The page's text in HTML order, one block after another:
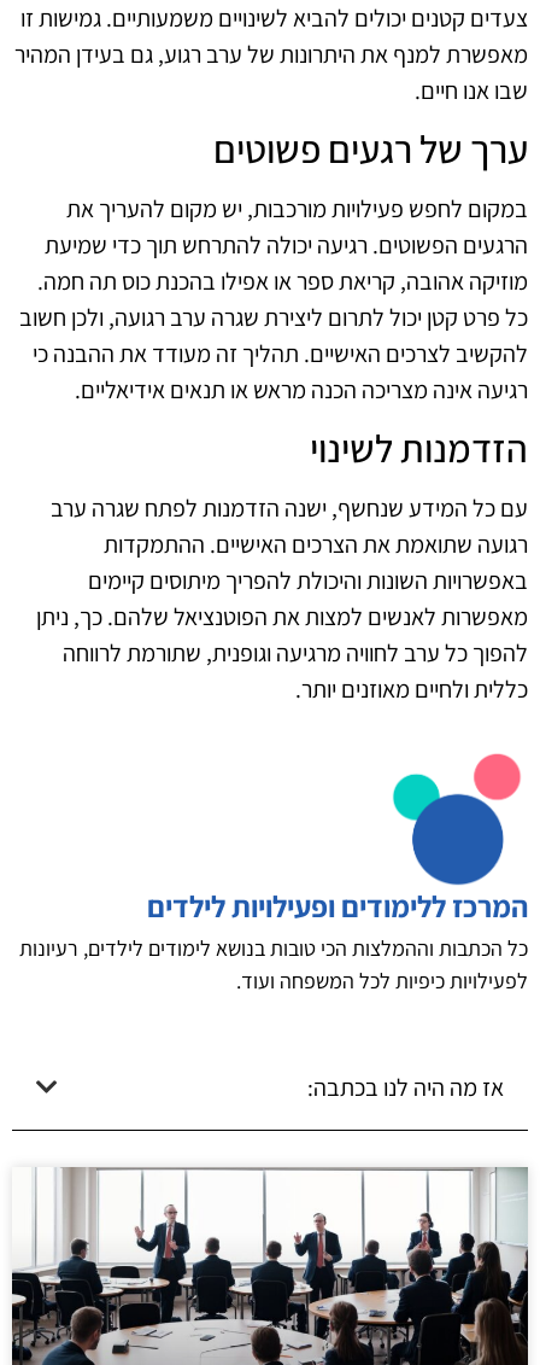
צעדים קטנים יכולים להביא לשינויים משמעותיים. גמישות זו
מאפשרת למנף את היתרונות של ערב רגוע, גם בעידן המהיר
שבו אנו חיים.
ערך של רגעים פשוטים
במקום לחפש פעילויות מורכבות, יש מקום להעריך את
הרגעים הפשוטים. רגיעה יכולה להתרחש תוך כדי שמיעת
מוזיקה אהובה, קריאת ספר או אפילו בהכנת כוס תה חמה.
כל פרט קטן יכול לתרום ליצירת שגרה ערב רגועה, ולכן חשוב
להקשיב לצרכים האישיים. תהליך זה מעודד את ההבנה כי
רגיעה אינה מצריכה הכנה מראש או תנאים אידיאליים.
הזדמנות לשינוי
עם כל המידע שנחשף, ישנה הזדמנות לפתח שגרה ערב
רגועה שתואמת את הצרכים האישיים. ההתמקדות
באפשרויות השונות והיכולת להפריך מיתוסים קיימים
מאפשרות לאנשים למצות את הפוטנציאל שלהם. כך, ניתן
להפוך כל ערב לחוויה מרגיעה וגופנית, שתורמת לרווחה
כללית ולחיים מאוזנים יותר.
המרכז ללימודים ופעילויות לילדים
כל הכתבות וההמלצות הכי טובות בנושא לימודים לילדים, רעיונות
לפעילויות כיפיות לכל המשפחה ועוד.
אז מה היה לנו בכתבה: